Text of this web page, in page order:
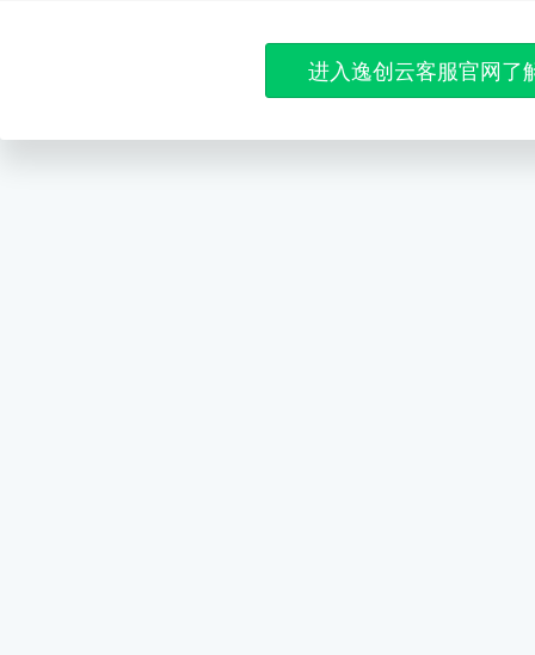
进入逸创云客服官网了